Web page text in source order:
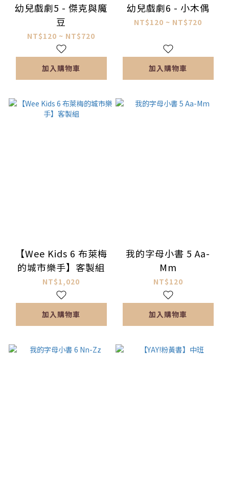
幼兒戲劇5 - 傑克與魔
豆
NT$120 ~ NT$720
加入購物車
幼兒戲劇6 - 小木偶
NT$120 ~ NT$720
加入購物車
【Wee Kids 6 布萊梅
的城市樂手】客製組
NT$1,020
加入購物車
我的字母小書 5 Aa-
Mm
NT$120
加入購物車